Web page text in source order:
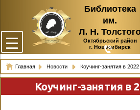
Библиотека
им.
Л. Н.
Октябрьский район
г. Новосибирск
Главная Новости Коучинг-занятия в 2022
Коучинг-занятия в